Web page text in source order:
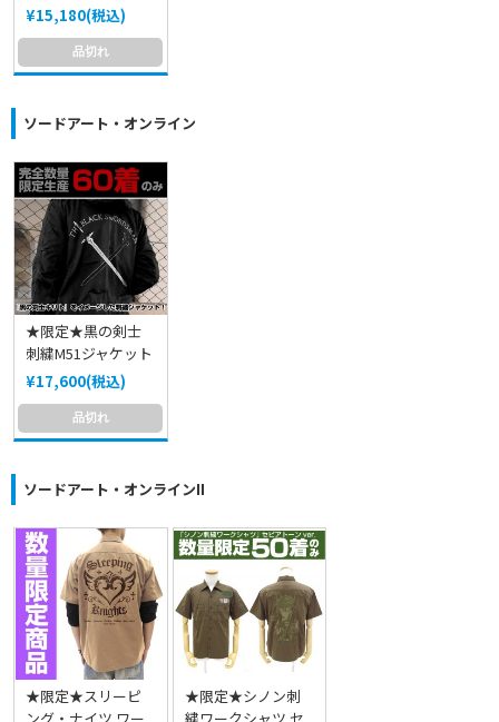
¥15,180(税込)
品切れ
ソードアート・オンライン
★限定★黒の剣士
刺繍M51ジャケット
¥17,600(税込)
品切れ
ソードアート・オンラインII
★限定★スリーピ
★限定★シノン刺